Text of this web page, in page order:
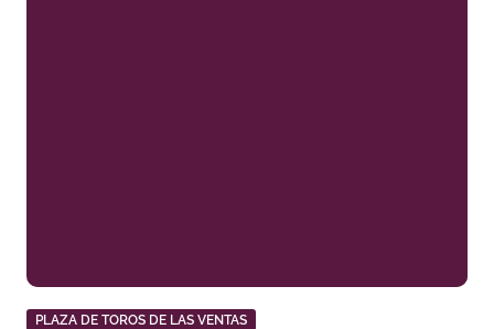
PLAZA DE TOROS DE LAS VENTAS